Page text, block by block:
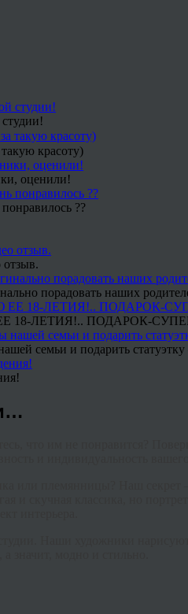
красоту)
оценили!
??
порадовать наших
ЛЕТИЯ!.. ПОДАРОК-
семьи и подарить